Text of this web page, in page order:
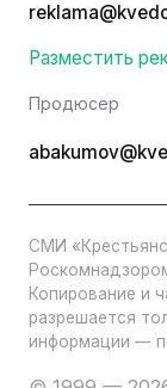
Разместить
Продюсер
СМИ
Копирование и
разрешается
информации —